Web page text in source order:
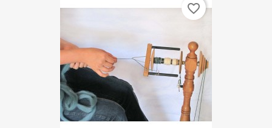
favorite_border